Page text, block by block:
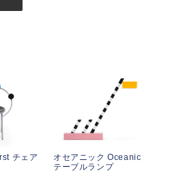
チェア
オセアニック Oceanic
テーブルランプ